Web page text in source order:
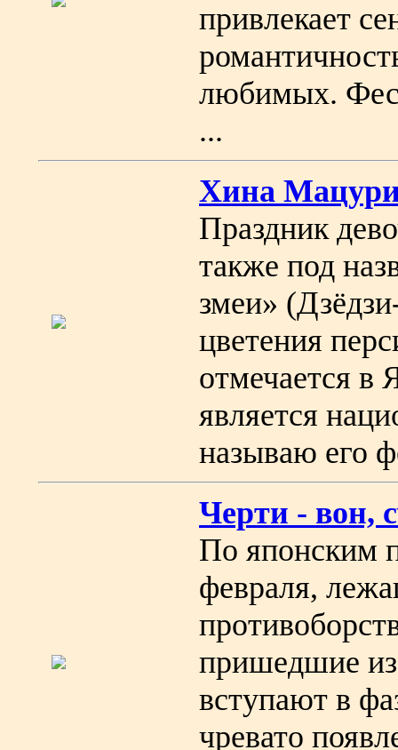
привлекает
любимых.
...
Хина Мацури
Праздник
также под
змеи»
цветения
отмечается в
является
называю его
Черти - вон,
По японским
февраля,
пришедшие
вступают в
чревато